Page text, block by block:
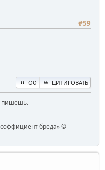
#59
QQ ЦИТИРОВАТЬ
пишешь.
бреда» ©